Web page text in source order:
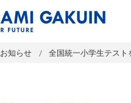
お知らせ 全国統一小学生テスト